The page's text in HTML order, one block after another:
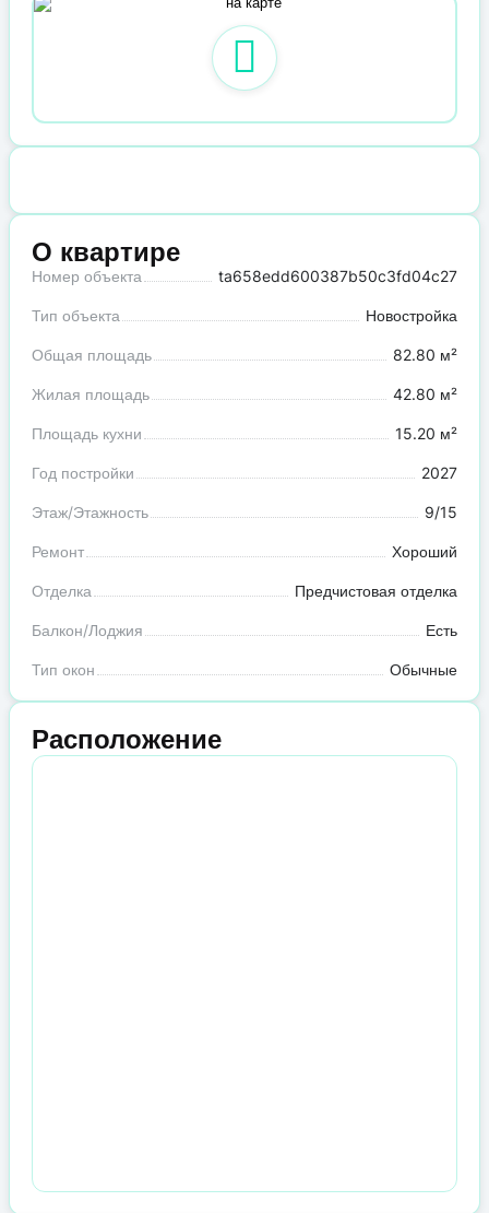
О квартире
Номер объекта ta658edd600387b50c3fd04c27
Тип объекта Новостройка
Общая площадь 82.80 м²
Жилая площадь 42.80 м²
Площадь кухни 15.20 м²
Год постройки 2027
Этаж/Этажность 9/15
Ремонт Хороший
Отделка Предчистовая отделка
Балкон/Лоджия Есть
Тип окон Обычные
Расположение